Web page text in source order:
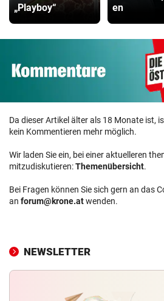
„Playboy“
en
Da dieser Artikel älter als 18 Monate ist,
kein Kommentieren mehr möglich.
Wir laden Sie ein, bei einer aktuelleren
mitzudiskutieren:Themenübersicht.
Bei Fragen können Sie sich gern an das
an forum@krone.atwenden.
NEWSLETTER